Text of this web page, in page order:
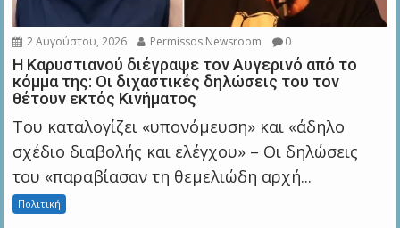
2 Αυγούστου, 2026 Permissos Newsroom 0
Η Καρυστιανού διέγραψε τον Αυγερινό από το
κόμμα της: Οι διχαστικές δηλώσεις του τον
θέτουν εκτός Κινήματος
Του καταλογίζει «υπονόμευση» και «άδηλο
σχέδιο διαβολής και ελέγχου» – Οι δηλώσεις
του «παραβίασαν τη θεμελιώδη αρχή...
Πολιτική